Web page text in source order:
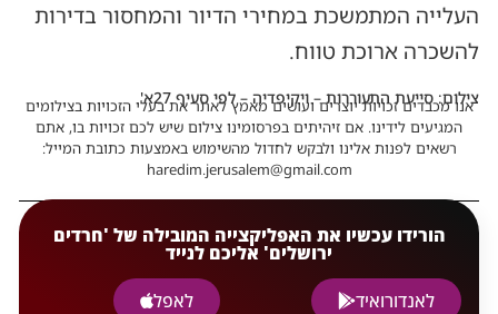
העלייה המתמשכת במחירי הדיור והמחסור בדירות
להשכרה ארוכת טווח.
צילום: סייעת התעוררות – ויקיפדיה – לפי סעיף 27א'
אנו מכבדים זכויות יוצרים ועושים מאמץ לאתר את בעלי הזכויות בצילומים
המגיעים לידינו. אם זיהיתים בפרסומינו צילום שיש לכם זכויות בו, אתם
רשאים לפנות אלינו ולבקש לחדול מהשימוש באמצעות כתובת המייל:
haredim.jerusalem@gmail.com
הורידו עכשיו את האפליקצייה המובילה של 'חרדים
ירושלים' אליכם לנייד
לאנדורואיד
לאפל